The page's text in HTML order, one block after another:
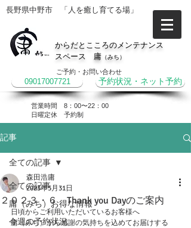
長野県中野市 「人を癒し育てる場」
からだとこころのメンテナンス
スペース 庸 （みち）
ご予約・お問い合わせ
09017007721 予約状況・ネット予約
営業時間 8：00〜22：00
​日曜定休 予約制
記事
全ての記事
庸（みち）お得な情報
今週の予約状況
全ての記事
２０２３・６ Thank you Dayのご案内
森田浩庸
2023年5月31日
日頃からご利用いただいているお客様へ
庸（みち）から感謝の気持ちを込めてお届けする